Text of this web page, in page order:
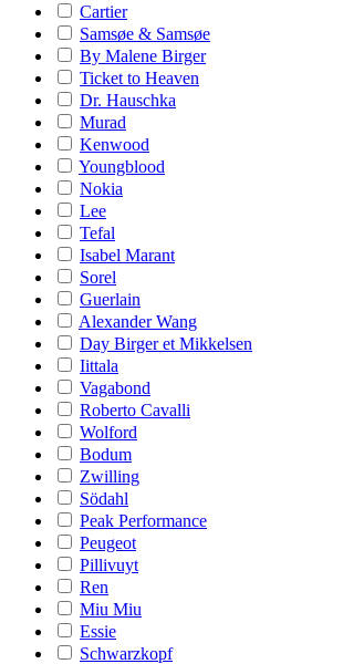
Cartier
Samsøe & Samsøe
By Malene Birger
Ticket to Heaven
Dr. Hauschka
Murad
Kenwood
Youngblood
Nokia
Lee
Tefal
Isabel Marant
Sorel
Guerlain
Alexander Wang
Day Birger et Mikkelsen
Iittala
Vagabond
Roberto Cavalli
Wolford
Bodum
Zwilling
Södahl
Peak Performance
Peugeot
Pillivuyt
Ren
Miu Miu
Essie
Schwarzkopf